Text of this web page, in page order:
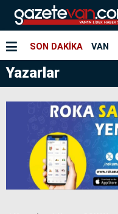
SON DAKİKA VAN
Yazarlar